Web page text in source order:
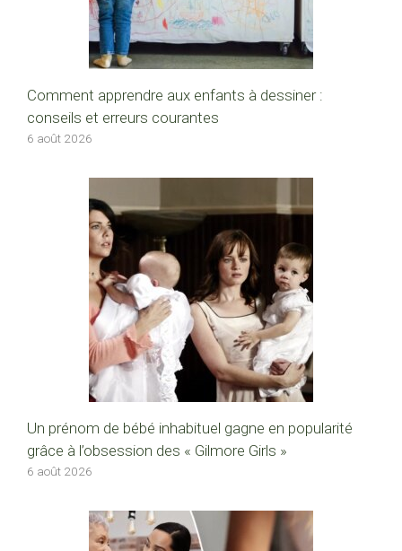
Comment apprendre aux enfants à dessiner :
conseils et erreurs courantes
6 août 2026
Un prénom de bébé inhabituel gagne en popularité
grâce à l’obsession des « Gilmore Girls »
6 août 2026